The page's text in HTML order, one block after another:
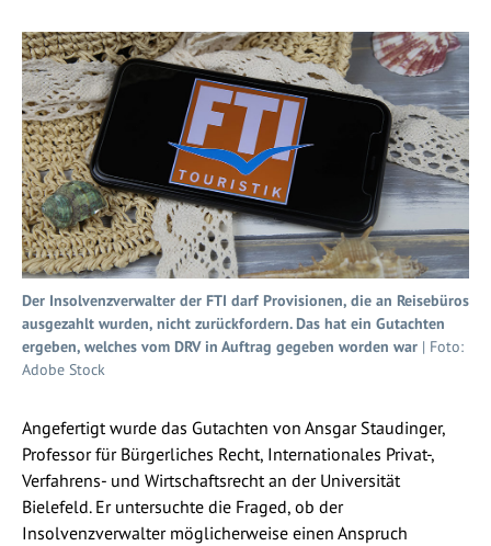
Der Insolvenzverwalter der FTI darf Provisionen, die an Reisebüros
ausgezahlt wurden, nicht zurückfordern. Das hat ein Gutachten
ergeben, welches vom DRV in Auftrag gegeben worden war | Foto:
Adobe Stock
Angefertigt wurde das Gutachten von Ansgar Staudinger,
Professor für Bürgerliches Recht, Internationales Privat-,
Verfahrens- und Wirtschaftsrecht an der Universität
Bielefeld. Er untersuchte die Fraged, ob der
Insolvenzverwalter möglicherweise einen Anspruch